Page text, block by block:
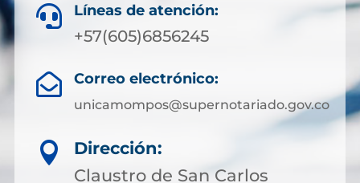
 Líneas de atención:
+57(605)6856245
 Correo electrónico:
unicamompos@supernotariado.gov.co

Dirección:
Claustro de San Carlos